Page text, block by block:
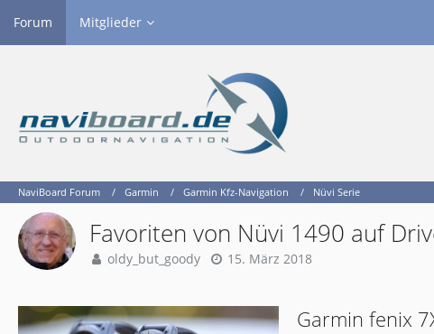
Forum Mitglieder
NaviBoard Forum Garmin Garmin Kfz-Navigation Nüvi Serie
Favoriten von Nüvi 1490 auf
oldy_but_goody 15. März 2018
Garmin fenix